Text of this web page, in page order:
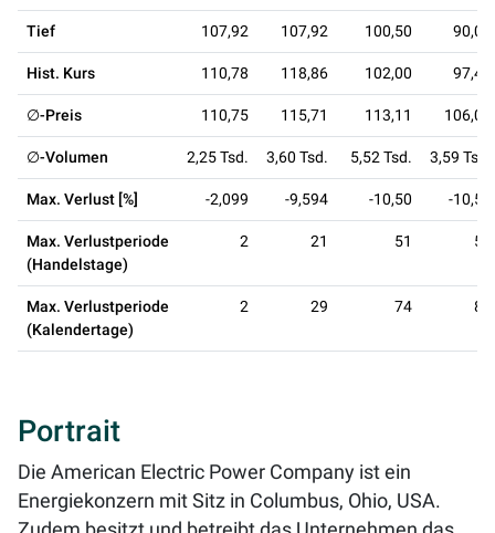
Tief 107,92 107,92 100,50 90,00
Hist. Kurs 110,78 118,86 102,00 97,40
∅-Preis 110,75 115,71 113,11 106,00
∅-Volumen 2,25 Tsd. 3,60 Tsd. 5,52 Tsd. 3,59 Tsd.
Max. Verlust [%] -2,099 -9,594 -10,50 -10,50
Max. Verlustperiode
(Handelstage)
2 21 51 55
Max. Verlustperiode
(Kalendertage)
2 29 74 84
Portrait
Die American Electric Power Company ist ein
Energiekonzern mit Sitz in Columbus, Ohio, USA.